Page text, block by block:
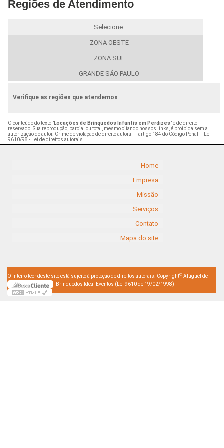
Regiões de Atendimento
Selecione:
ZONA OESTE
ZONA SUL
GRANDE SÃO PAULO
Verifique as regiões que atendemos
O conteúdo do texto "Locações de Brinquedos Infantis em Perdizes" é de direito
reservado. Sua reprodução, parcial ou total, mesmo citando nossos links, é proibida sem a
autorização do autor. Crime de violação de direito autoral – artigo 184 do Código Penal –
Lei
9610/98 - Lei de direitos autorais
Home
Empresa
Missão
Serviços
Contato
Mapa do site
O inteiro teor deste site está sujeito à proteção de direitos autorais. Copyright© Aluguel de
Brinquedos Ideal Eventos (Lei 9610 de 19/02/1998)